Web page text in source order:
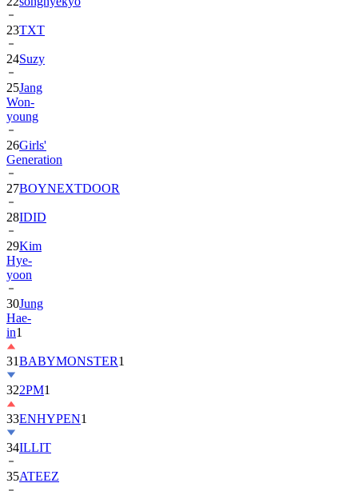
24Suzy
25Jang
Won-
young
26Girls'
Generation
27BOYNEXTDOOR
28IDID
29Kim
Hye-
yoon
30Jung
Hae-
in1
31BABYMONSTER
322PM1
33ENHYPEN
34ILLIT
35ATEEZ
36ZEROBASEONE